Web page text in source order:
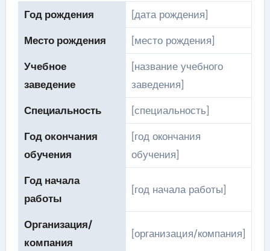
Год рождения
[дата рождения]
Место рождения
[место рождения]
Учебное
заведение
[название учебного
заведения]
Специальность
[специальность]
Год окончания
обучения
[год окончания
обучения]
Год начала
работы
[год начала работы]
Организация/
компания
[организация/компания]